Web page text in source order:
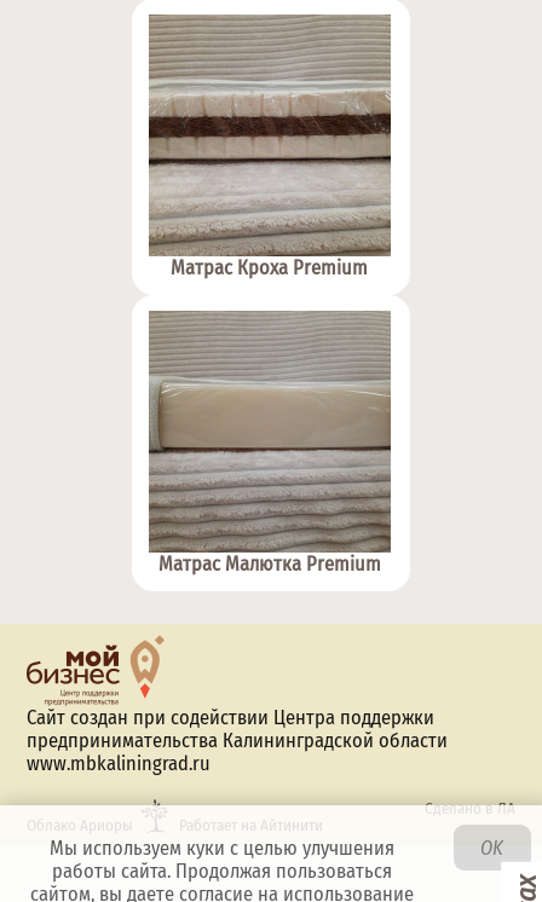
Матрас Кроха Premium
Матрас Малютка Premium
Сайт создан при содействии Центра поддержки
предпринимательства Калининградской области
www.mbkaliningrad.ru
Облако Ариоры Работает на Айтинити
Сделано в ЛА
Мы используем куки с целью улучшения
работы сайта. Продолжая пользоваться
сайтом, вы даете согласие на использование
OK